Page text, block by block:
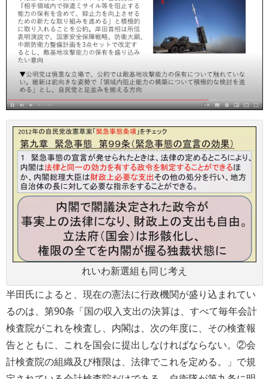
れいわ新選組も同じ考え
半田氏によると、現在の憲法に行政機関が盛り込まれてい
るのは、第90条「国の収入支出の決算は、すべて毎年会計
検査院がこれを検査し、内閣は、次の年度に、その検査報
告とともに、これを国会に提出しなければならない。②会
計検査院の組織及び権限は、法律でこれを定める。」で規